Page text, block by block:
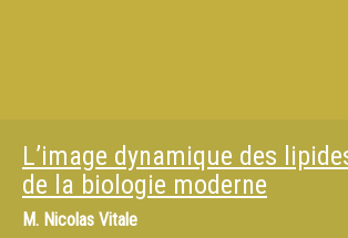
L’image dynamique des
de la biologie moderne
M. Nicolas Vitale